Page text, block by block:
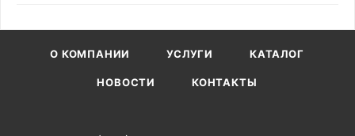
О КОМПАНИИ УСЛУГИ КАТАЛОГ
НОВОСТИ КОНТАКТЫ